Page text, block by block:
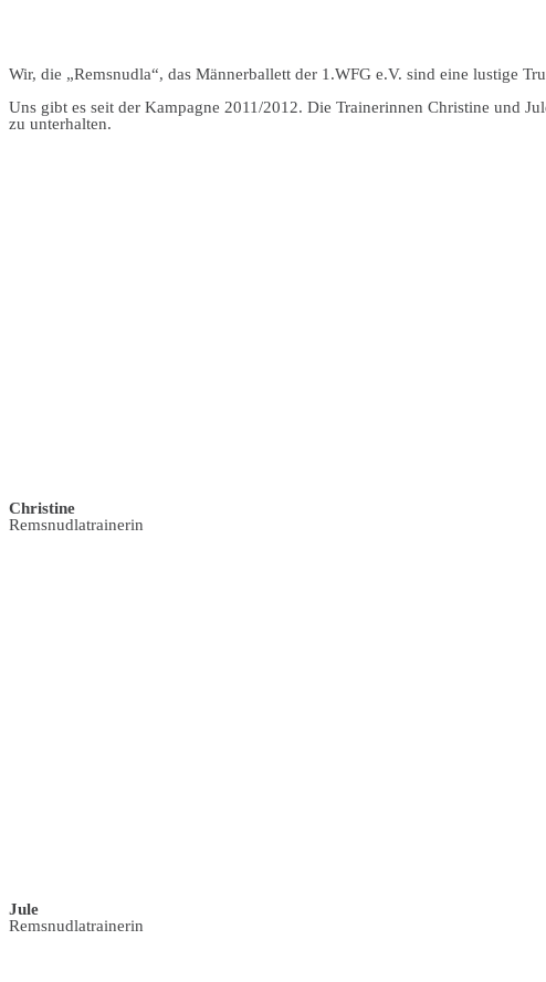
Wir, die „Remsnudla“, das Männerballett der 1.WFG e.V. sind eine lustige
Uns gibt es seit der Kampagne 2011/2012. Die Trainerinnen Christine und
zu unterhalten.
Christine
Remsnudlatrainerin
Jule
Remsnudlatrainerin